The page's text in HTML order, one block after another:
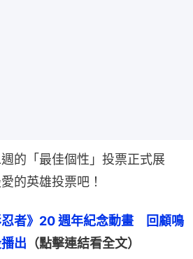
的「最佳個性」投票正式展
的英雄投票吧！
者》20 週年紀念動畫　回顧鳴
出 （點擊連結看全文）